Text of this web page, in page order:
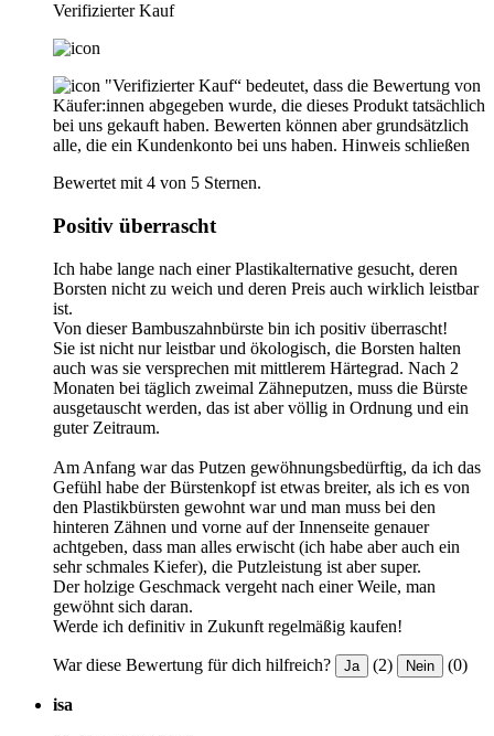
Verifizierter Kauf
"Verifizierter Kauf“ bedeutet, dass die Bewertung von
Käufer:innen abgegeben wurde, die dieses Produkt tatsächlich
bei uns gekauft haben. Bewerten können aber grundsätzlich
alle, die ein Kundenkonto bei uns haben. Hinweis schließen
Bewertet mit 4 von 5 Sternen.
Positiv überrascht
Ich habe lange nach einer Plastikalternative gesucht, deren
Borsten nicht zu weich und deren Preis auch wirklich leistbar
ist.
Von dieser Bambuszahnbürste bin ich positiv überrascht!
Sie ist nicht nur leistbar und ökologisch, die Borsten halten
auch was sie versprechen mit mittlerem Härtegrad. Nach 2
Monaten bei täglich zweimal Zähneputzen, muss die Bürste
ausgetauscht werden, das ist aber völlig in Ordnung und ein
guter Zeitraum.
Am Anfang war das Putzen gewöhnungsbedürftig, da ich das
Gefühl habe der Bürstenkopf ist etwas breiter, als ich es von
den Plastikbürsten gewohnt war und man muss bei den
hinteren Zähnen und vorne auf der Innenseite genauer
achtgeben, dass man alles erwischt (ich habe aber auch ein
sehr schmales Kiefer), die Putzleistung ist aber super.
Der holzige Geschmack vergeht nach einer Weile, man
gewöhnt sich daran.
Werde ich definitiv in Zukunft regelmäßig kaufen!
War diese Bewertung für dich hilfreich? Ja (2) Nein (0)
isa